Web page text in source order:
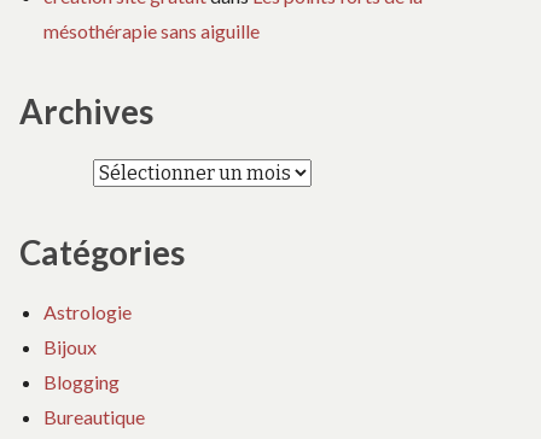
mésothérapie sans aiguille
Archives
Catégories
Astrologie
Bijoux
Blogging
Bureautique